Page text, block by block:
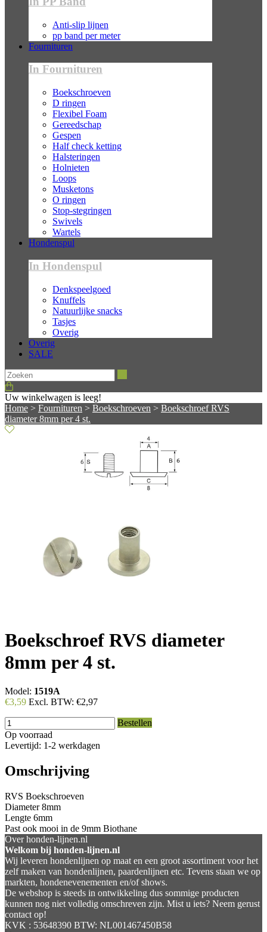
Anti-slip lijnen
pp band per meter
Fournituren
In Fournituren
Boekschroeven
D ringen
Flexibel Foam
Gereedschap
Gespen
Half check ketting
Halsteringen
Holnieten
Loops
Musketons
O ringen
Stop-stegringen
Swivels
Wartels
Hondenspul
In Hondenspul
Denkspeelgoed
Knuffels
Natuurlijke snacks
Tasjes
Overig
Overig
SALE
Uw winkelwagen is leeg!
Home > Fournituren > Boekschroeven > Boekschroef RVS
diameter 8mm per 4 st.
Boekschroef RVS diameter
8mm per 4 st.
Model: 1519A
€3,59 Excl. BTW: €2,97
Bestellen
Op voorraad
Levertijd: 1-2 werkdagen
Omschrijving
RVS Boekschroeven
Diameter 8mm
Lengte 6mm
Past ook mooi in de 9mm Biothane
Over honden-lijnen.nl
Welkom bij honden-lijnen.nl
Wij leveren hondenlijnen op maat en een groot assortiment voor het
zelf maken van hondenlijnen, paardenlijnen etc. Tevens staan we op
markten, hondenevenementen en/of shows.
De webshop is steeds in ontwikkeling dus sommige producten
kunnen nog niet volledig omschreven zijn. Mist u iets? Neem gerust
contact op!
KVK : 53648390 BTW: NL001467450B58